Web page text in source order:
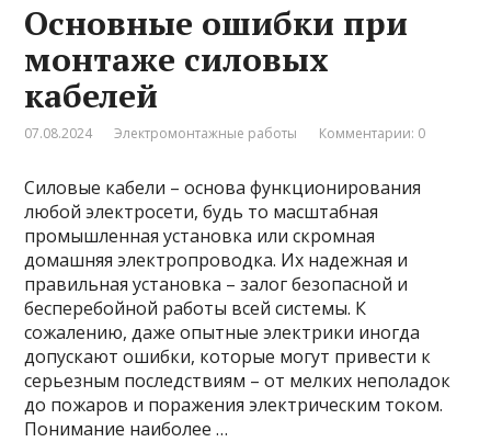
Основные ошибки при
монтаже силовых
кабелей
07.08.2024 Электромонтажные работы Комментарии: 0
Силовые кабели – основа функционирования
любой электросети, будь то масштабная
промышленная установка или скромная
домашняя электропроводка. Их надежная и
правильная установка – залог безопасной и
бесперебойной работы всей системы. К
сожалению, даже опытные электрики иногда
допускают ошибки, которые могут привести к
серьезным последствиям – от мелких неполадок
до пожаров и поражения электрическим током.
Понимание наиболее …